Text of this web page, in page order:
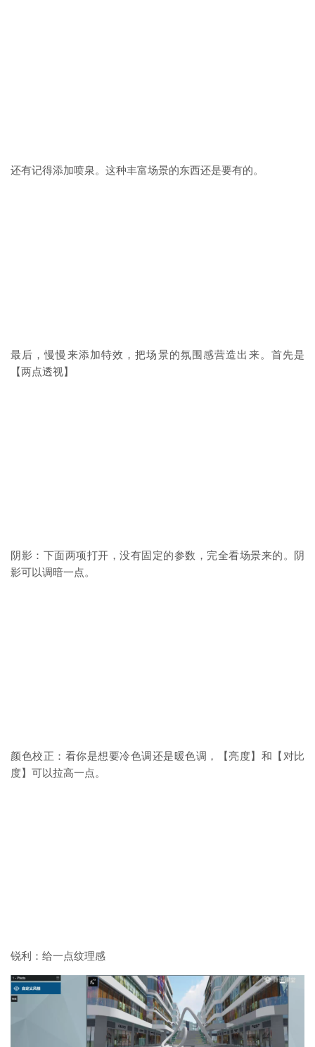
还有记得添加喷泉。这种丰富场景的东西还是要有的。
最后，慢慢来添加特效，把场景的氛围感营造出来。首先是
【两点透视】
阴影：下面两项打开，没有固定的参数，完全看场景来的。阴
影可以调暗一点。
颜色校正：看你是想要冷色调还是暖色调，【亮度】和【对比
度】可以拉高一点。
锐利：给一点纹理感